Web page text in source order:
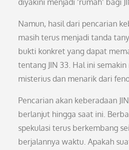
diyakini menjadi ‘rumah’ bagi
Namun, hasil dari pencarian
masih terus menjadi tanda
bukti konkret yang dapat
tentang JIN 33. Hal ini
misterius dan menarik dari
Pencarian akan keberadaan
berlanjut hingga saat ini.
spekulasi terus berkembang
berjalannya waktu. Apakah